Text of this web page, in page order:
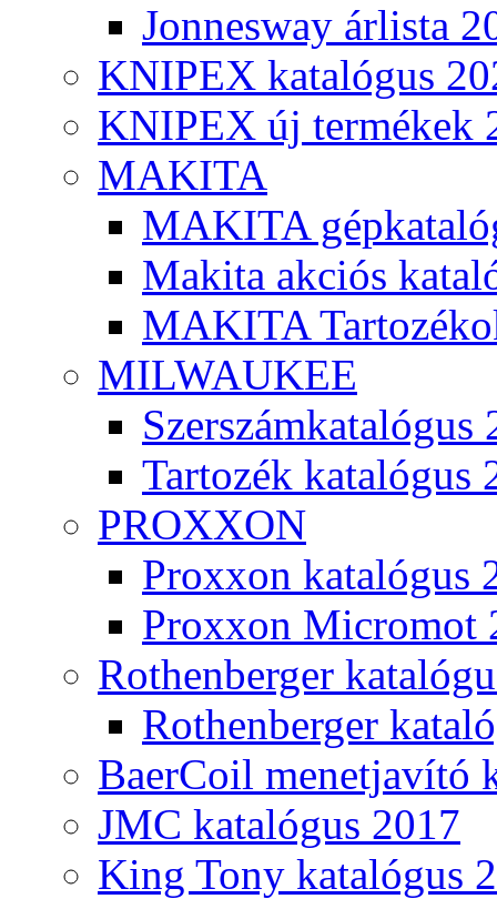
Jonnesway árlista
KNIPEX katalógus
KNIPEX új termékek
MAKITA
MAKITA
Makita akciós
MAKITA
MILWAUKEE
Szerszámkatalógus
Tartozék katalógus
PROXXON
Proxxon katalógus
Proxxon Micromot
Rothenberger
Rothenberger
BaerCoil menetjavító
JMC katalógus 2017
King Tony katalógus